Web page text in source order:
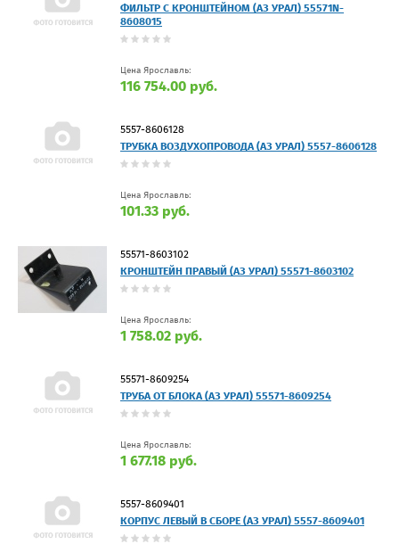
ФИЛЬТР С КРОНШТЕЙНОМ (АЗ УРАЛ) 55571N-
8608015
Цена Ярославль:
116 754.00 руб.
5557-8606128
ТРУБКА ВОЗДУХОПРОВОДА (АЗ УРАЛ) 5557-8606128
Цена Ярославль:
101.33 руб.
55571-8603102
КРОНШТЕЙН ПРАВЫЙ (АЗ УРАЛ) 55571-8603102
Цена Ярославль:
1 758.02 руб.
55571-8609254
ТРУБА ОТ БЛОКА (АЗ УРАЛ) 55571-8609254
Цена Ярославль:
1 677.18 руб.
5557-8609401
КОРПУС ЛЕВЫЙ В СБОРЕ (АЗ УРАЛ) 5557-8609401